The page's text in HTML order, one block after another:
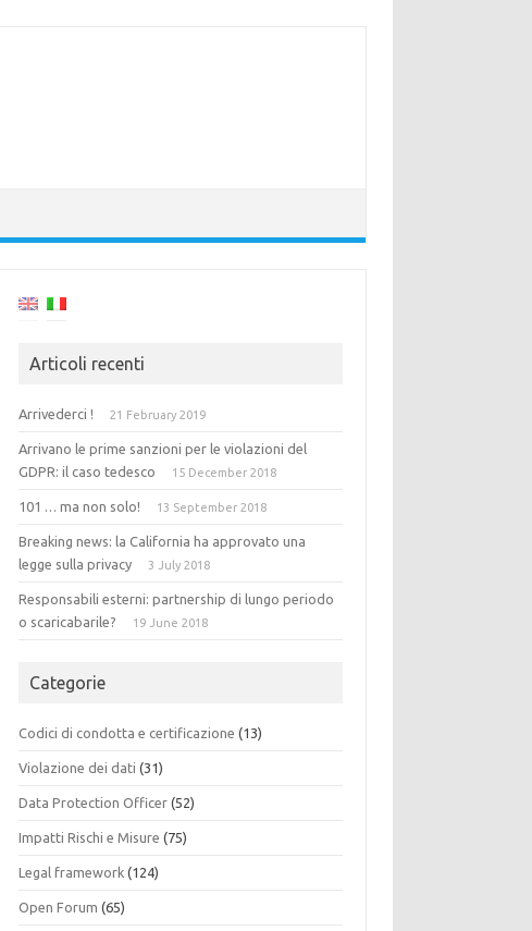
Articoli recenti
Arrivederci ! 21 February 2019
Arrivano le prime sanzioni per le violazioni del
GDPR: il caso tedesco
15 December 2018
101 … ma non solo! 13 September 2018
Breaking news: la California ha approvato una
legge sulla privacy
3 July 2018
Responsabili esterni: partnership di lungo periodo
o scaricabarile?
19 June 2018
Categorie
Codici di condotta e certificazione (13)
Violazione dei dati (31)
Data Protection Officer (52)
Impatti Rischi e Misure (75)
Legal framework (124)
Open Forum (65)